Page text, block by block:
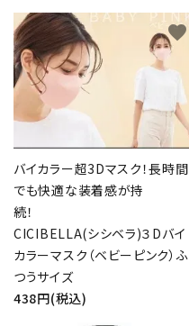
バイカラー超3Dマスク！長時間
でも快適な装着感が持
続！
CICIBELLA(シシベラ)３Dバイ
カラーマスク（ベビーピンク）ふ
つうサイズ
438円(税込)
favorite